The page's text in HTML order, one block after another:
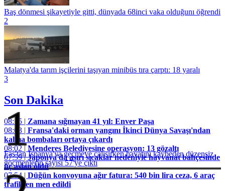
Baş dönmesi şikayetiyle gitti, dünyada 68inci vaka olduğunı öğrendi
2
Malatya'da tarım işçilerini taşıyan minibüs tıra çarptı: 18 yaralı
3
Son Dakika
08:15 | Zamana sığmayan 41 yıl: Enver Paşa
08:03 | Fransa'daki orman yangını İkinci Dünya Savaşı'ndan
kalma bombaları ortaya çıkardı
08:02 |Menderes Belediyesine operasyon: 13 gözaltı
07:59 |Japonya'da aşırı sıcaklar nedeniyle hayvanat bahçesinde
üç aslan öldü
07:54 | Düğün konvoyuna ağır fatura: 540 bin lira ceza, 6 araç
trafikten men edildi
1
Fas'tan İspanya'ya geçmeye çalışırken hayatını kaybeden düzensiz
göçmenlerin sayısı 57'ye çıktı